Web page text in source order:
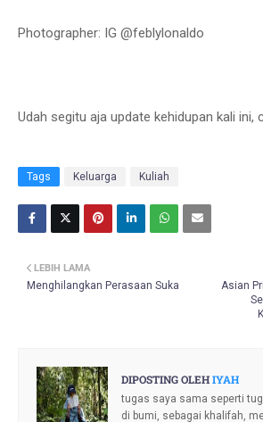
Photographer: IG @feblylonaldo
Udah segitu aja update kehidupan kali ini,
Tags Keluarga Kuliah
Asian
LEBIH LAMA
Menghilangkan Perasaan Suka
DIPOSTING OLEHIYAH
tugas saya sama seperti
di bumi, sebagai khalifah,